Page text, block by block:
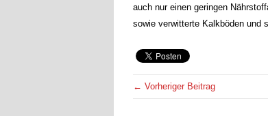
auch nur einen geringen
sowie verwitterte Kalkböden und
← Vorheriger Beitrag